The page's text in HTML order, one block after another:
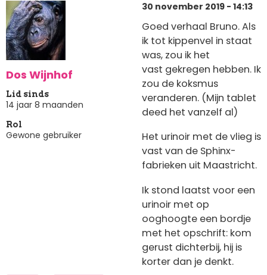
Dos Wijnhof
Lid sinds
14 jaar 8 maanden
Rol
Gewone gebruiker
30 november 2019 - 14:13
Goed verhaal Bruno. Als
ik tot kippenvel in staat
was, zou ik het
vast gekregen hebben. Ik
zou de koksmus
veranderen. (Mijn tablet
deed het vanzelf al)
Het urinoir met de vlieg is
vast van de Sphinx-
fabrieken uit Maastricht.
Ik stond laatst voor een
urinoir met op
ooghoogte een bordje
met het opschrift: kom
gerust dichterbij, hij is
korter dan je denkt.